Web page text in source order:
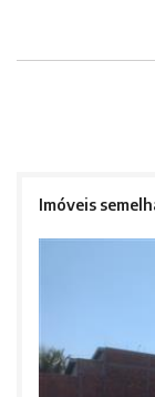
Imóveis